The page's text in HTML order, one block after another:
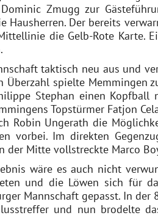
Zmugg zur
Der bereits
die Gelb-Rote Karte.
taktisch neu aus und
spielte Memmingen
Stephan einen Kopfball
Topstürmer Fatjon
Robin Ungerath die
vorbei. Im direkten
Mitte vollstreckte Marco
wäre es auch nicht
und die Löwen sich für
Mannschaft gepasst. In der
und nun brodelte